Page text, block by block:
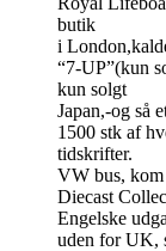
butik
i
“7-UP”(kun
kun solgt
Japan,-og så
1500 stk af
tidskrifter.
VW bus, kom
Diecast
Engelske
uden for UK,